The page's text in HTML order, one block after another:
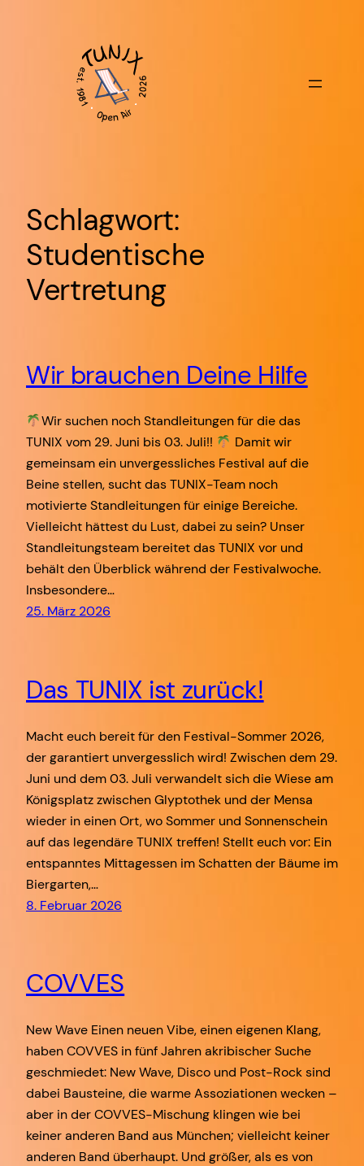
Schlagwort:
Studentische
Vertretung
Wir brauchen Deine Hilfe
Wir suchen noch Standleitungen für die das
TUNIX vom 29. Juni bis 03. Juli!!
Damit wir
gemeinsam ein unvergessliches Festival auf die
Beine stellen, sucht das TUNIX-Team noch
motivierte Standleitungen für einige Bereiche.
Vielleicht hättest du Lust, dabei zu sein? Unser
Standleitungsteam bereitet das TUNIX vor und
behält den Überblick während der Festivalwoche.
Insbesondere…
25. März 2026
Das TUNIX ist zurück!
Macht euch bereit für den Festival-Sommer 2026,
der garantiert unvergesslich wird! Zwischen dem 29.
Juni und dem 03. Juli verwandelt sich die Wiese am
Königsplatz zwischen Glyptothek und der Mensa
wieder in einen Ort, wo Sommer und Sonnenschein
auf das legendäre TUNIX treffen! Stellt euch vor: Ein
entspanntes Mittagessen im Schatten der Bäume im
Biergarten,…
8. Februar 2026
COVVES
New Wave Einen neuen Vibe, einen eigenen Klang,
haben COVVES in fünf Jahren akribischer Suche
geschmiedet: New Wave, Disco und Post-Rock sind
dabei Bausteine, die warme Assoziationen wecken –
aber in der COVVES-Mischung klingen wie bei
keiner anderen Band aus München; vielleicht keiner
anderen Band überhaupt. Und größer, als es von